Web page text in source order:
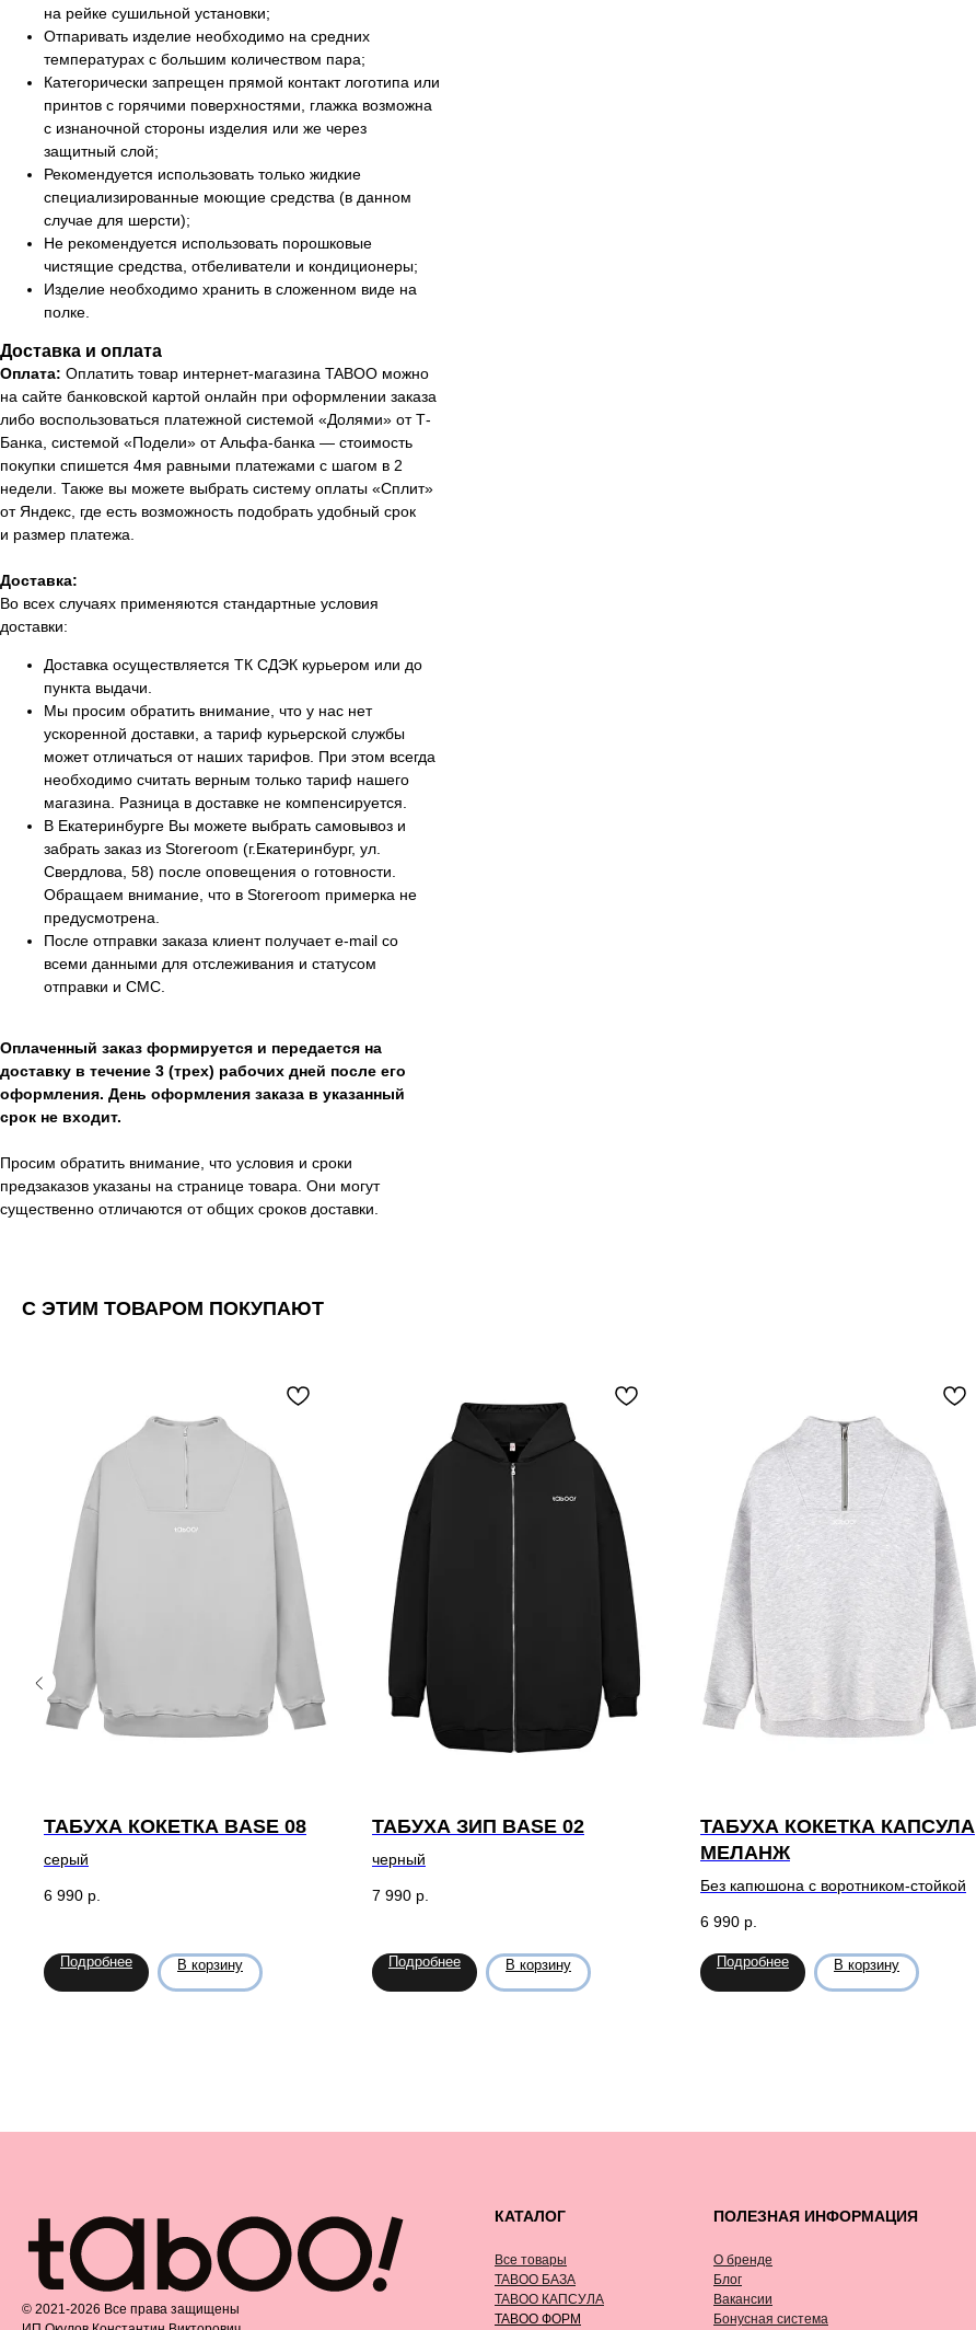
на рейке сушильной установки;
Отпаривать изделие необходимо на средних
температурах с большим количеством пара;
Категорически запрещен прямой контакт логотипа или
принтов с горячими поверхностями, глажка возможна
с изнаночной стороны изделия или же через
защитный слой;
Рекомендуется использовать только жидкие
специализированные моющие средства (в данном
случае для шерсти);
Не рекомендуется использовать порошковые
чистящие средства, отбеливатели и кондиционеры;
Изделие необходимо хранить в сложенном виде на
полке.
Доставка и оплата
Оплата: Оплатить товар интернет-магазина TABOO можно
на сайте банковской картой онлайн при оформлении заказа
либо воспользоваться платежной системой «Долями» от Т-
Банка, системой «Подели» от Альфа-банка — стоимость
покупки спишется 4мя равными платежами с шагом в 2
недели. Также вы можете выбрать систему оплаты «Сплит»
от Яндекс, где есть возможность подобрать удобный срок
и размер платежа.
Доставка:
Во всех случаях применяются стандартные условия
доставки:
Доставка осуществляется ТК СДЭК курьером или до
пункта выдачи.
Мы просим обратить внимание, что у нас нет
ускоренной доставки, а тариф курьерской службы
может отличаться от наших тарифов. При этом всегда
необходимо считать верным только тариф нашего
магазина. Разница в доставке не компенсируется.
В Екатеринбурге Вы можете выбрать самовывоз и
забрать заказ из Storeroom (г.Екатеринбург, ул.
Свердлова, 58) после оповещения о готовности.
Обращаем внимание, что в Storeroom примерка не
предусмотрена.
После отправки заказа клиент получает e-mail со
всеми данными для отслеживания и статусом
отправки и СМС.
Оплаченный заказ формируется и передается на
доставку в течение 3 (трех) рабочих дней после его
оформления. День оформления заказа в указанный
срок не входит.
Просим обратить внимание, что условия и сроки
предзаказов указаны на странице товара. Они могут
существенно отличаются от общих сроков доставки.
С ЭТИМ ТОВАРОМ ПОКУПАЮТ
ТАБУХА КОКЕТКА BASE 08
серый
6 990 р.
Подробнее В корзину
ТАБУХА ЗИП BASE 02
черный
7 990 р.
Подробнее В корзину
ТАБУХА КОКЕТКА КАПСУЛА
МЕЛАНЖ
Без капюшона с воротником-стойкой
6 990 р.
Подробнее В корзину
©️ 2021-2026 Все права защищены
КАТАЛОГ
Все товары
TABOO БАЗА
TABOO КАПСУЛА
TABOO ФОРМ
ПОЛЕЗНАЯ ИНФОРМАЦИЯ
О бренде
Блог
Вакансии
Бонусная система